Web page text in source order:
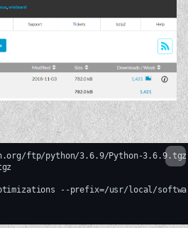
ftp/python/3.6.9/Python-3.6.9.tgz
--prefix=/usr/local/